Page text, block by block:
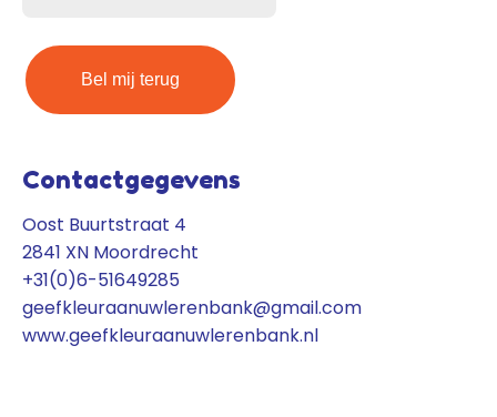
Contactgegevens
Oost Buurtstraat 4
2841 XN Moordrecht
+31(0)6-51649285
geefkleuraanuwlerenbank@gmail.com
www.geefkleuraanuwlerenbank.nl